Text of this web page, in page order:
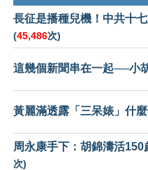
長征是播種兒機！中共十
(45,486次)
這幾個新聞串在一起──小
黃麗滿透露「三呆婊」什
周永康手下：胡錦濤活150
次)